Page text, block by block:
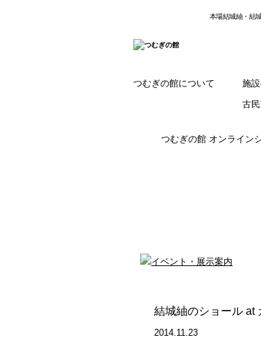
本場結城紬・結
つむぎの館について
施
古
つむぎの館 オンライン
結城紬のショール at
2014.11.23